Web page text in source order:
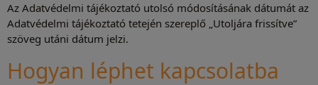
Az Adatvédelmi tájékoztató utolsó módosításának dátumát az
Adatvédelmi tájékoztató tetején szereplő „Utoljára frissítve”
szöveg utáni dátum jelzi.
Hogyan léphet kapcsolatba